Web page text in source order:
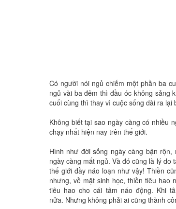
Có người nói ngủ chiếm một phần ba
ngủ vài ba đêm thì đầu óc không sảng
cuối cùng thì thay vì cuộc sống dài ra lại
Không biết tại sao ngày càng có nhiều
chạy nhất hiện nay trên thế giới.
Hình như đời sống ngày càng bận
ngày càng mất ngủ. Và đó cũng là lý
thế giới đầy náo loạn như vậy! Thiền
nhưng, về mặt sinh học, thiền tiêu
tiêu hao cho cái tâm náo động. Khi
nửa. Nhưng không phải ai cũng thành